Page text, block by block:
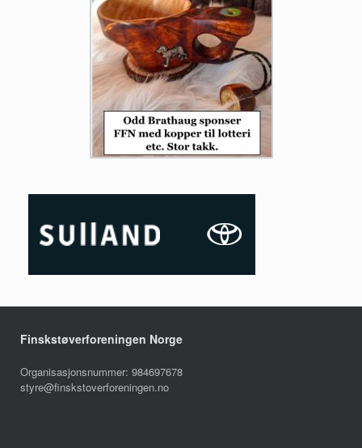
Finskstøverforeningen Norge
Organisasjonsnummer: 984697678
styre@finskstoverforeningen.no